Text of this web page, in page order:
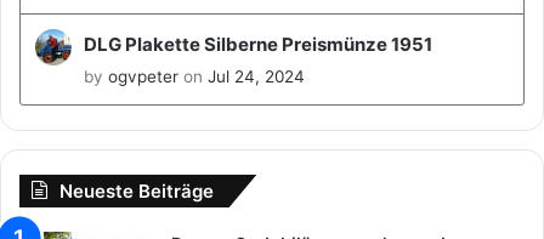
DLG Plakette Silberne Preismünze 1951
by ogvpeter on Jul 24, 2024
Neueste Beiträge